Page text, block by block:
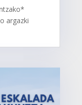
argazki